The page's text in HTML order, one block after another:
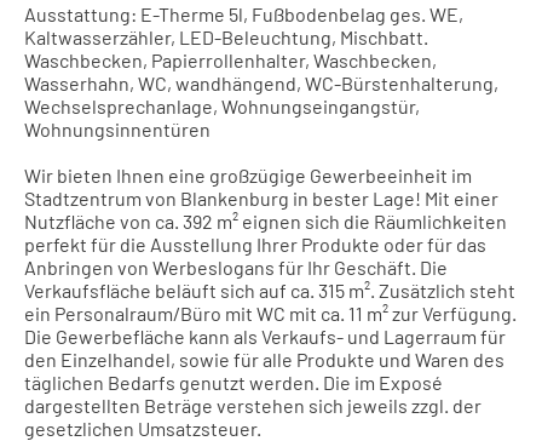
Ausstattung: E-Therme 5l, Fußbodenbelag ges. WE,
Kaltwasserzähler, LED-Beleuchtung, Mischbatt.
Waschbecken, Papierrollenhalter, Waschbecken,
Wasserhahn, WC, wandhängend, WC-Bürstenhalterung,
Wechselsprechanlage, Wohnungseingangstür,
Wohnungsinnentüren
Wir bieten Ihnen eine großzügige Gewerbeeinheit im
Stadtzentrum von Blankenburg in bester Lage! Mit einer
Nutzfläche von ca. 392 m² eignen sich die Räumlichkeiten
perfekt für die Ausstellung Ihrer Produkte oder für das
Anbringen von Werbeslogans für Ihr Geschäft. Die
Verkaufsfläche beläuft sich auf ca. 315 m². Zusätzlich steht
ein Personalraum/Büro mit WC mit ca. 11 m² zur Verfügung.
Die Gewerbefläche kann als Verkaufs- und Lagerraum für
den Einzelhandel, sowie für alle Produkte und Waren des
täglichen Bedarfs genutzt werden. Die im Exposé
dargestellten Beträge verstehen sich jeweils zzgl. der
gesetzlichen Umsatzsteuer.